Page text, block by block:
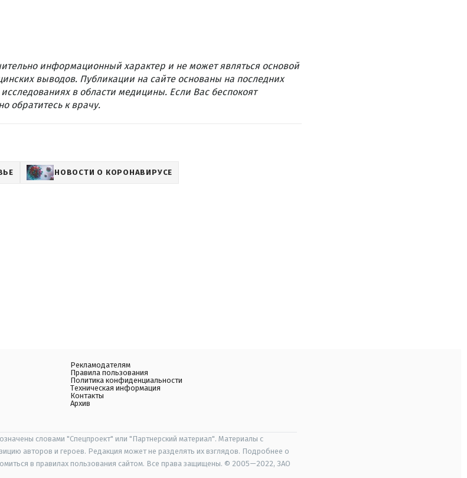
информационный характер и не может являться основой
выводов. Публикации на сайте основаны на последних
в области медицины. Если Вас беспокоят
обратитесь к врачу.
НОВОСТИ О КОРОНАВИРУСЕ
Рекламодателям
Правила пользования
Политика конфиденциальности
Техническая информация
Контакты
Архив
словами "Спецпроект" или "Партнерский материал". Материалы с
авторов и героев. Редакция может не разделять их взглядов. Подробнее о
в правилах пользования сайтом. Все права защищены. © 2005—2022, ЗАО